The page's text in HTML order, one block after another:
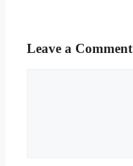
Leave a Comment